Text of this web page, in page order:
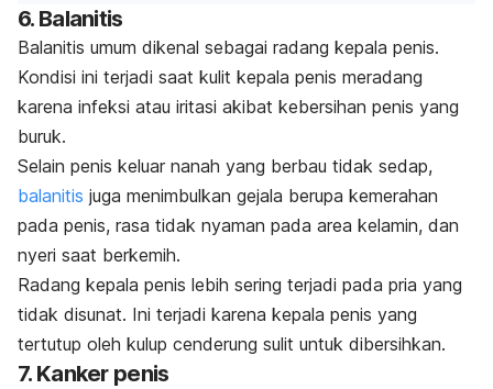
6. Balanitis
Balanitis umum dikenal sebagai radang kepala penis.
Kondisi ini terjadi saat kulit kepala penis meradang
karena infeksi atau iritasi akibat kebersihan penis yang
buruk.
Selain penis keluar nanah yang berbau tidak sedap,
balanitis juga menimbulkan gejala berupa kemerahan
pada penis, rasa tidak nyaman pada area kelamin, dan
nyeri saat berkemih.
Radang kepala penis lebih sering terjadi pada pria yang
tidak disunat. Ini terjadi karena kepala penis yang
tertutup oleh kulup cenderung sulit untuk dibersihkan.
7. Kanker penis